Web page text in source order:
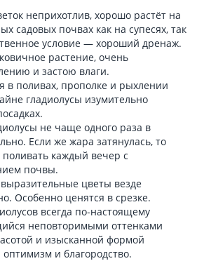
неприхотлив, хорошо растёт на
садовых почвах как на супесях, так
условие — хороший дренаж.
растение, очень
и застою влаги.
в поливах, прополке и рыхлении
гладиолусы изумительно
не чаще одного раза в
Если же жара затянулась, то
каждый вечер с
почвы.
цветы везде
Особенно ценятся в срезке.
всегда по-настоящему
неповторимыми оттенками
и изысканной формой
и благородство.